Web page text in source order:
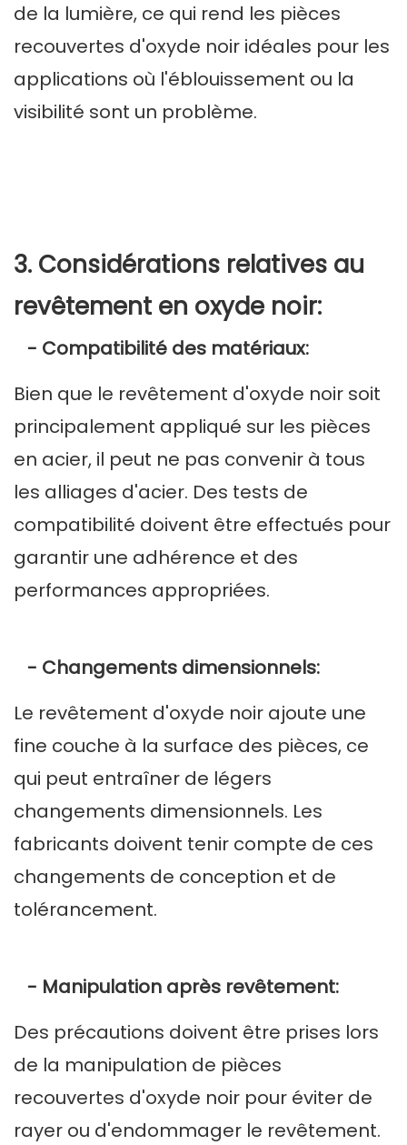
de la lumière, ce qui rend les pièces
recouvertes d'oxyde noir idéales pour les
applications où l'éblouissement ou la
visibilité sont un problème.
3. Considérations relatives au
revêtement en oxyde noir:
- Compatibilité des matériaux:
Bien que le revêtement d'oxyde noir soit
principalement appliqué sur les pièces
en acier, il peut ne pas convenir à tous
les alliages d'acier. Des tests de
compatibilité doivent être effectués pour
garantir une adhérence et des
performances appropriées.
- Changements dimensionnels:
Le revêtement d'oxyde noir ajoute une
fine couche à la surface des pièces, ce
qui peut entraîner de légers
changements dimensionnels. Les
fabricants doivent tenir compte de ces
changements de conception et de
tolérancement.
- Manipulation après revêtement:
Des précautions doivent être prises lors
de la manipulation de pièces
recouvertes d'oxyde noir pour éviter de
rayer ou d'endommager le revêtement.